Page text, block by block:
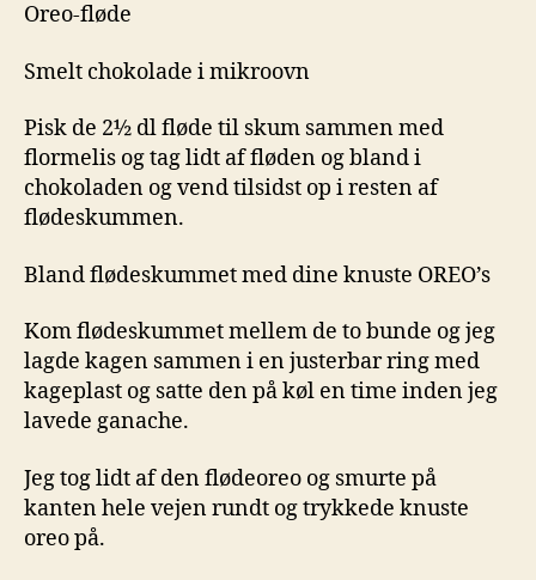
Oreo-fløde
Smelt chokolade i mikroovn
Pisk de 2½ dl fløde til skum sammen med
flormelis og tag lidt af fløden og bland i
chokoladen og vend tilsidst op i resten af
flødeskummen.
Bland flødeskummet med dine knuste OREO’s
Kom flødeskummet mellem de to bunde og jeg
lagde kagen sammen i en justerbar ring med
kageplast og satte den på køl en time inden jeg
lavede ganache.
Jeg tog lidt af den flødeoreo og smurte på
kanten hele vejen rundt og trykkede knuste
oreo på.